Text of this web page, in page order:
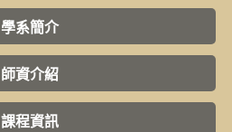
學系簡介
師資介紹
課程資訊